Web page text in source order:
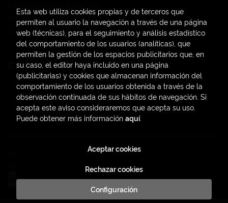
Papelería / material oficina
Consumo Sostenible
Contacto
C/ Amadeo de Saboya, 4
(+34) 963828968
latendauv@fundacio.es
Formulario de contacto
. Todos los Derechos Reservados |
Esta web utiliza cookies propias y de terceros que
permiten al usuario la navegación a través de una página
web (técnicas), para el seguimiento y análisis estadístico
del comportamiento de los usuarios (analíticas), que
permiten la gestión de los espacios publicitarios que, en
su caso, el editor haya incluido en una página
(publicitarias) y cookies que almacenan información del
comportamiento de los usuarios obtenida a través de la
observación continuada de sus hábitos de navegación. Si
acepta este aviso consideraremos que acepta su uso.
Puede obtener más información aquí.
Configuración
Rechazar cookies
Aceptar cookies